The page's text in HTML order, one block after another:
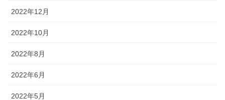
2022年12月
2022年10月
2022年8月
2022年6月
2022年5月